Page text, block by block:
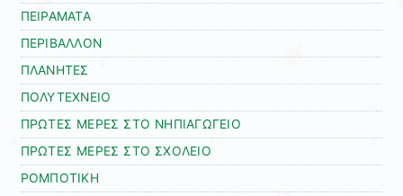
ΠΕΙΡΑΜΑΤΑ
ΠΕΡΙΒΑΛΛΟΝ
ΠΛΑΝΗΤΕΣ
ΠΟΛΥΤΕΧΝΕΙΟ
ΠΡΩΤΕΣ ΜΕΡΕΣ ΣΤΟ ΝΗΠΙΑΓΩΓΕΙΟ
ΠΡΩΤΕΣ ΜΕΡΕΣ ΣΤΟ ΣΧΟΛΕΙΟ
ΡΟΜΠΟΤΙΚΗ